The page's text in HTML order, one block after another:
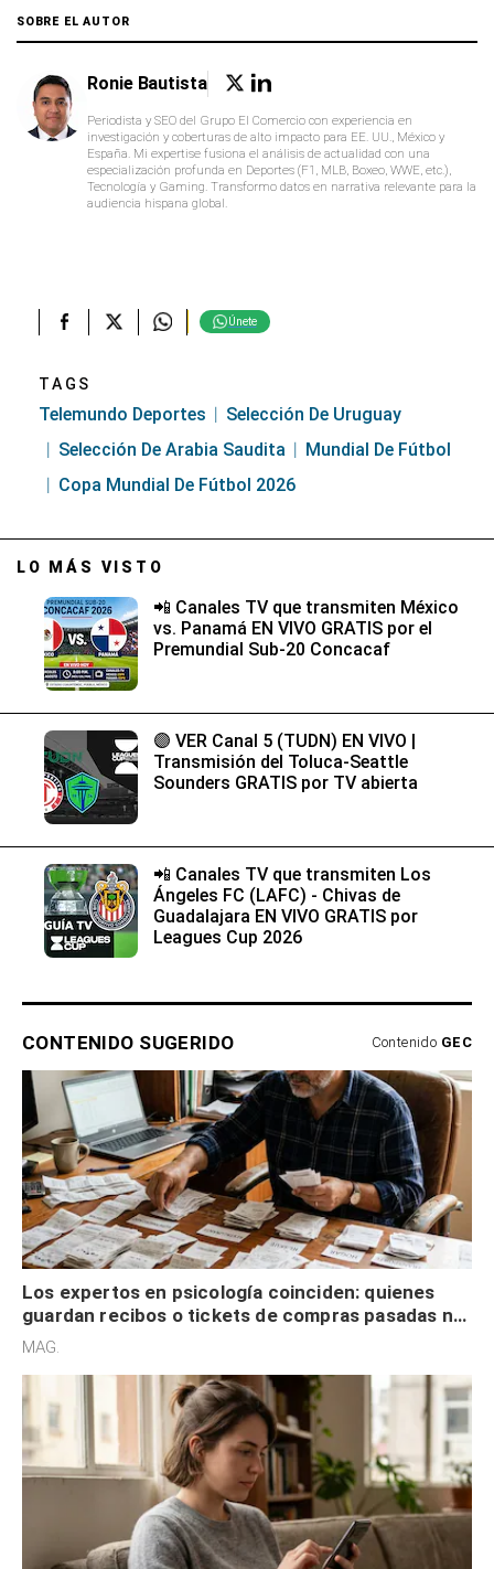
SOBRE EL AUTOR
Ronie Bautista
Periodista y SEO del Grupo El Comercio con experiencia en
investigación y coberturas de alto impacto para EE. UU., México y
España. Mi expertise fusiona el análisis de actualidad con una
especialización profunda en Deportes (F1, MLB, Boxeo, WWE, etc.),
Tecnología y Gaming. Transformo datos en narrativa relevante para la
audiencia hispana global.
Únete
TAGS
Telemundo Deportes
Selección De Uruguay
Selección De Arabia Saudita
Mundial De Fútbol
Copa Mundial De Fútbol 2026
LO MÁS VISTO
📲 Canales TV que transmiten México
vs. Panamá EN VIVO GRATIS por el
Premundial Sub-20 Concacaf
🟣 VER Canal 5 (TUDN) EN VIVO |
Transmisión del Toluca-Seattle
Sounders GRATIS por TV abierta
📲 Canales TV que transmiten Los
Ángeles FC (LAFC) - Chivas de
Guadalajara EN VIVO GRATIS por
Leagues Cup 2026
CONTENIDO SUGERIDO Contenido GEC
Los expertos en psicología coinciden: quienes
guardan recibos o tickets de compras pasadas no
son acumuladores, sino que tienen necesidad de
MAG.